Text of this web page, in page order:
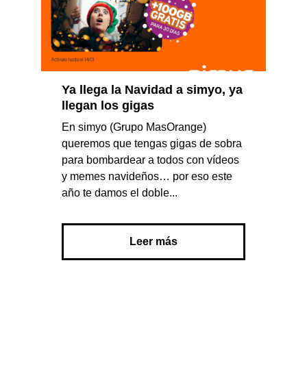
Ya llega la Navidad a simyo, ya
llegan los gigas
En simyo (Grupo MasOrange)
queremos que tengas gigas de sobra
para bombardear a todos con vídeos
y memes navideños… por eso este
año te damos el doble...
Leer más